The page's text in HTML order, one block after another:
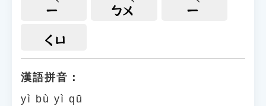
ㄧ ㄅㄨ ㄧ
ㄑㄩ
漢語拼音：
yì bù yì qū